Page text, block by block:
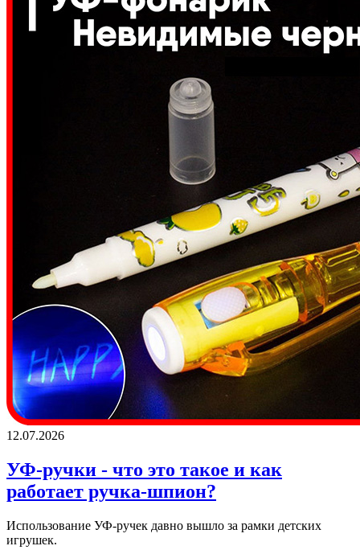
12.07.2026
УФ-ручки - что это такое и как
работает ручка-шпион?
Использование УФ-ручек давно вышло за рамки детских
игрушек.